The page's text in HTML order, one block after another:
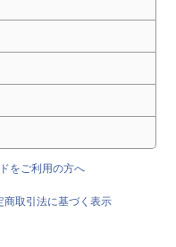
をご利用の方へ
商取引法に基づく表示